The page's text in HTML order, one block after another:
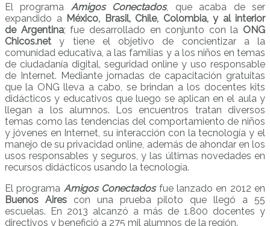
El programa Amigos Conectados, que acaba de ser
expandido a México, Brasil, Chile, Colombia, y al interior
de Argentina; fue desarrollado en conjunto con la ONG
Chicos.net y tiene el objetivo de concientizar a la
comunidad educativa, a las familias y a los niños en temas
de ciudadanía digital, seguridad online y uso responsable
de Internet. Mediante jornadas de capacitación gratuitas
que la ONG lleva a cabo, se brindan a los docentes kits
didácticos y educativos que luego se aplican en el aula y
llegan a los alumnos. Los encuentros tratan diversos
temas como las tendencias del comportamiento de niños
y jóvenes en Internet, su interacción con la tecnología y el
manejo de su privacidad online, además de ahondar en los
usos responsables y seguros, y las últimas novedades en
recursos didácticos usando la tecnología.
El programa Amigos Conectadosfue lanzado en 2012 en
Buenos Airescon una prueba piloto que llegó a 55
escuelas. En 2013 alcanzó a más de 1.800 docentes y
directivos y benefició a 275 mil alumnos de la región.